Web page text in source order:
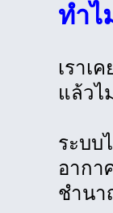
ทำไ
เราเ
แล้วไ
ระบบ
อากา
ชำนา